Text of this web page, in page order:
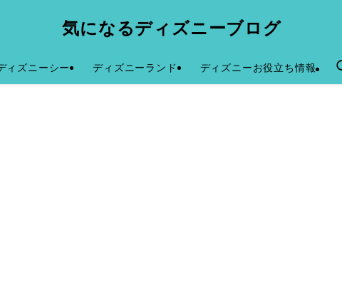
気になるディズニーブログ
ィズニーシー ディズニーランド ディズニーお役立ち情報